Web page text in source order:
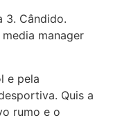
3. Cândido.
manager
e pela
Quis a
rumo e o